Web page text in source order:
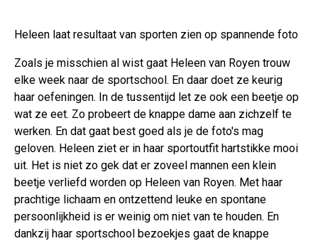
Heleen laat resultaat van sporten zien op spannende foto
Zoals je misschien al wist gaat Heleen van Royen trouw
elke week naar de sportschool. En daar doet ze keurig
haar oefeningen. In de tussentijd let ze ook een beetje op
wat ze eet. Zo probeert de knappe dame aan zichzelf te
werken. En dat gaat best goed als je de foto's mag
geloven. Heleen ziet er in haar sportoutfit hartstikke mooi
uit. Het is niet zo gek dat er zoveel mannen een klein
beetje verliefd worden op Heleen van Royen. Met haar
prachtige lichaam en ontzettend leuke en spontane
persoonlijkheid is er weinig om niet van te houden. En
dankzij haar sportschool bezoekjes gaat de knappe